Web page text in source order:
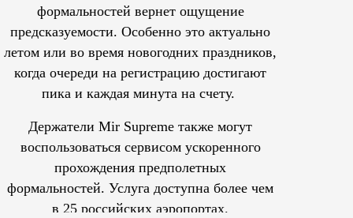
формальностей вернет ощущение
предсказуемости. Особенно это актуально
летом или во время новогодних праздников,
когда очереди на регистрацию достигают
пика и каждая минута на счету.
Держатели Mir Supreme также могут
воспользоваться сервисом ускоренного
прохождения предполетных
формальностей. Услуга доступна более чем
в 25 российских аэропортах.